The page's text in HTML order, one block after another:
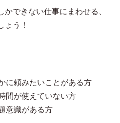
できない仕事にまわせる、
ょう！
に頼みたいことがある方
間が使えていない方
意識がある方